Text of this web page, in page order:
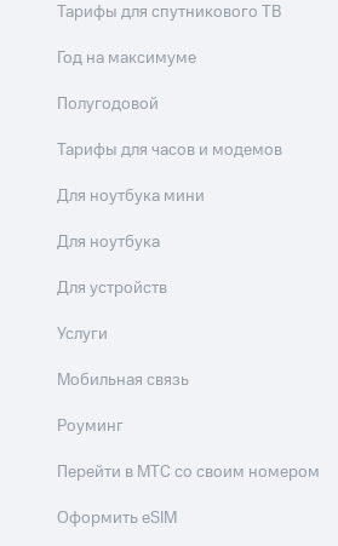
Тарифы для спутникового ТВ
Год на максимуме
Полугодовой
Тарифы для часов и модемов
Для ноутбука мини
Для ноутбука
Для устройств
Услуги
Мобильная связь
Роуминг
Перейти в МТС со своим номером
Оформить eSIM